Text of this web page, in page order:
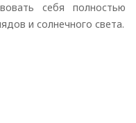
себя полностью
и солнечного света.